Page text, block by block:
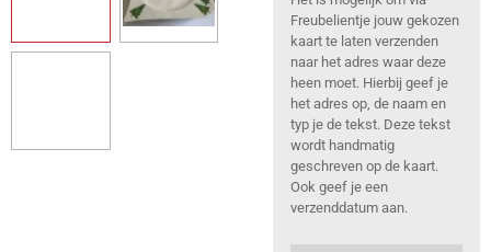
Freubelientje jouw gekozen
kaart te laten verzenden
naar het adres waar deze
heen moet. Hierbij geef je
het adres op, de naam en
typ je de tekst. Deze tekst
wordt handmatig
geschreven op de kaart.
Ook geef je een
verzenddatum aan.